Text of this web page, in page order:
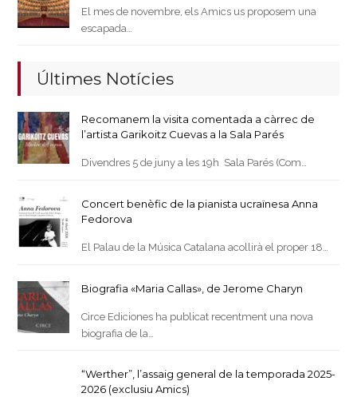
El mes de novembre, els Amics us proposem una
escapada…
Últimes Notícies
Recomanem la visita comentada a càrrec de
l’artista Garikoitz Cuevas a la Sala Parés
Divendres 5 de juny a les 19h Sala Parés (Com…
Concert benèfic de la pianista ucraïnesa Anna
Fedorova
El Palau de la Música Catalana acollirà el proper 18…
Biografia «Maria Callas», de Jerome Charyn
Circe Ediciones ha publicat recentment una nova
biografia de la…
“Werther”, l’assaig general de la temporada 2025-
2026 (exclusiu Amics)